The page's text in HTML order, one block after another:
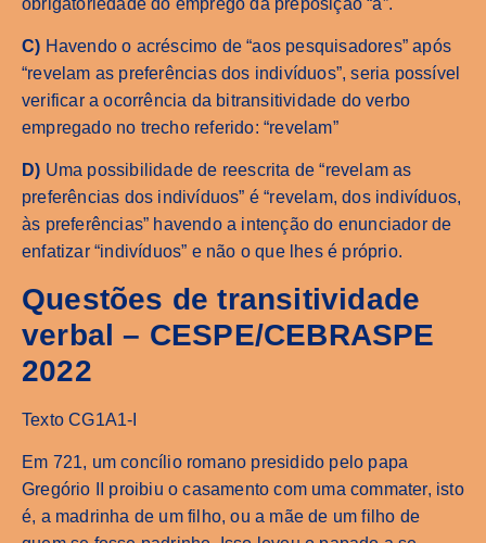
C) Havendo o acréscimo de “aos pesquisadores” após
“revelam as preferências dos indivíduos”, seria possível
verificar a ocorrência da bitransitividade do verbo
empregado no trecho referido: “revelam”
D) Uma possibilidade de reescrita de “revelam as
preferências dos indivíduos” é “revelam, dos indivíduos,
às preferências” havendo a intenção do enunciador de
enfatizar “indivíduos” e não o que lhes é próprio.
Questões de transitividade
verbal – CESPE/CEBRASPE
2022
Texto CG1A1-I
Em 721, um concílio romano presidido pelo papa
Gregório II proibiu o casamento com uma commater, isto
é, a madrinha de um filho, ou a mãe de um filho de